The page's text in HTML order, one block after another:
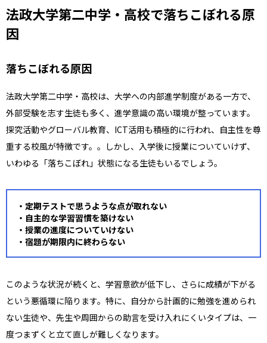
法政大学第二中学・高校で落ちこぼれる原
因
落ちこぼれる原因
法政大学第二中学・高校は、大学への内部進学制度がある一方で、
外部受験を志す生徒も多く、進学意識の高い環境が整っています。
探究活動やグローバル教育、ICT活用も積極的に行われ、自主性を尊
重する校風が特徴です。。しかし、入学後に授業についていけず、
いわゆる「落ちこぼれ」状態になる生徒もいるでしょう。
・ 定期テストで思うような点が取れない
・自主的な学習習慣を築けない
・授業の進度についていけない
・宿題が期限内に終わらない
このような状況が続くと、学習意欲が低下し、さらに成績が下がる
という悪循環に陥ります。特に、自分から計画的に勉強を進められ
ない生徒や、先生や周囲からの助言を受け入れにくいタイプは、一
度つまずくと立て直しが難しくなります。